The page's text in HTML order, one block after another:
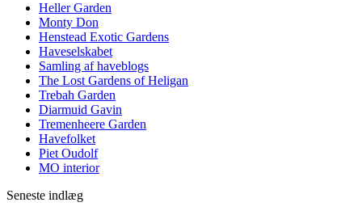
Heller Garden
Monty Don
Henstead Exotic Gardens
Haveselskabet
Samling af haveblogs
The Lost Gardens of Heligan
Trebah Garden
Diarmuid Gavin
Tremenheere Garden
Havefolket
Piet Oudolf
MO interior
Seneste indlæg